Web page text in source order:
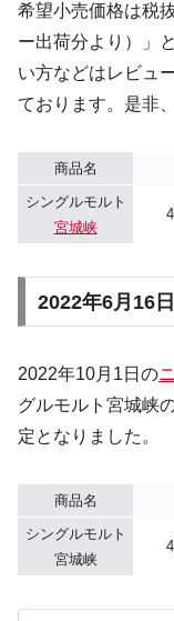
希望小売価格は税
ー出荷分より）」
い方などはレビュ
ております。是非
商品名
シングルモルト
宮城峡
2022年6月16
2022年10月1日の
グルモルト宮城峡
定となりました。
商品名
シングルモルト
宮城峡